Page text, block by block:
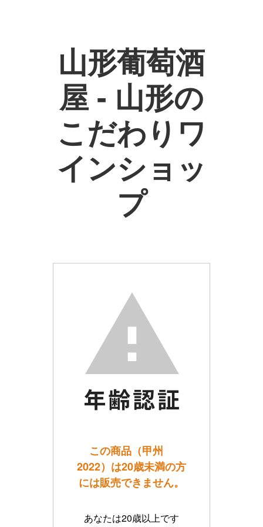
山形葡萄酒
屋 - 山形の
こだわりワ
インショッ
プ
この商品（甲州
2022）は20歳未満の方
には販売できません。
あなたは20歳以上です